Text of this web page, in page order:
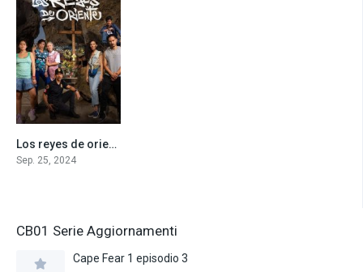
10Los reyes de oriente
Sep. 25, 2024
CB01 Serie Aggiornamenti
Cape Fear 1 episodio 3